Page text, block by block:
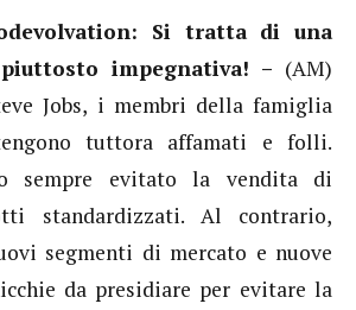
Si tratta di una
impegnativa! – (AM)
Jobs, i membri della famiglia
tuttora affamati e folli.
sempre evitato la vendita di
standardizzati. Al contrario,
segmenti di mercato e nuove
da presidiare per evitare la